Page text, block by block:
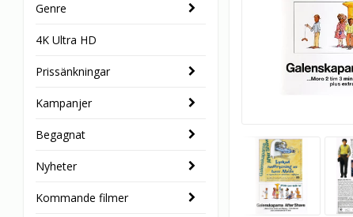
Genre
4K Ultra HD
Prissänkningar
Kampanjer
Begagnat
Nyheter
Kommande filmer